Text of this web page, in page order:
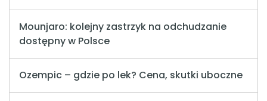
Mounjaro: kolejny zastrzyk na odchudzanie
dostępny w Polsce
Ozempic – gdzie po lek? Cena, skutki uboczne